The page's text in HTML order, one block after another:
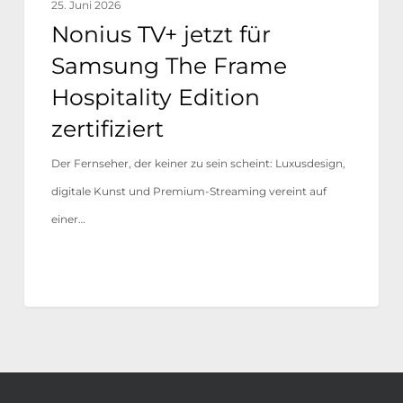
25. Juni 2026
Nonius TV+ jetzt für
Samsung The Frame
Hospitality Edition
zertifiziert
Der Fernseher, der keiner zu sein scheint: Luxusdesign,
digitale Kunst und Premium-Streaming vereint auf
einer…